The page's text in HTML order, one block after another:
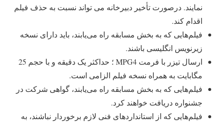
نمایند. درصورت تأخیر دبیرخانه می تواند نسبت به حذف فیلم
اقدام کند.
فیلم‌هایی که به بخش مسابقه راه می‌یابند، باید دارای نسخه
زیرنویس انگلیسی باشند.
ارسال تیزر با فرمت MPG4 ؛ حداکثر یک دقیقه و با حجم 25
مگابایت به همراه نسخه فیلم الزامی است.
فیلم‌هایی كه به بخش مسابقه راه می‌یابند، گواهی شركت در
جشنواره دریافت خواهند کرد.
فیلم‌هایی كه از استانداردهای فنی لازم برخوردار نباشند، به